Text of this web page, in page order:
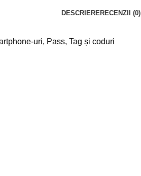
DESCRIERE RECENZII (0)
uri, Pass, Tag și coduri